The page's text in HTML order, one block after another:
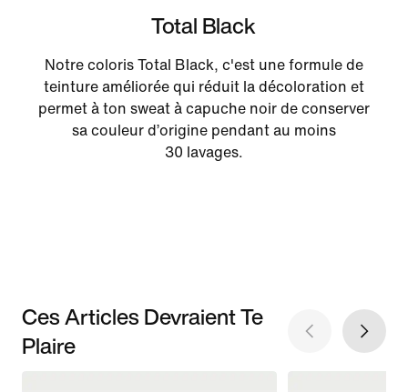
Total Black
Notre coloris Total Black, c'est une formule de
teinture améliorée qui réduit la décoloration et
permet à ton sweat à capuche noir de conserver
sa couleur d’origine pendant au moins
30 lavages.
Ces Articles Devraient Te
Plaire